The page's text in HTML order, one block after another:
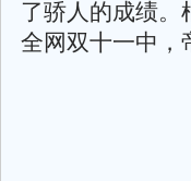
了骄人的成绩。
全网双十一中，